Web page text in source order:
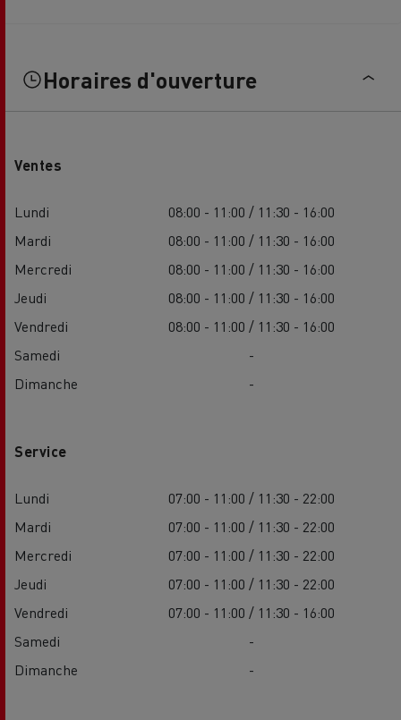
Horaires d'ouverture
Ventes
Lundi
08:00 - 11:00 / 11:30 - 16:00
Mardi
08:00 - 11:00 / 11:30 - 16:00
Mercredi
08:00 - 11:00 / 11:30 - 16:00
Jeudi
08:00 - 11:00 / 11:30 - 16:00
Vendredi
08:00 - 11:00 / 11:30 - 16:00
Samedi
-
Dimanche
-
Service
Lundi
07:00 - 11:00 / 11:30 - 22:00
Mardi
07:00 - 11:00 / 11:30 - 22:00
Mercredi
07:00 - 11:00 / 11:30 - 22:00
Jeudi
07:00 - 11:00 / 11:30 - 22:00
Vendredi
07:00 - 11:00 / 11:30 - 16:00
Samedi
-
Dimanche
-